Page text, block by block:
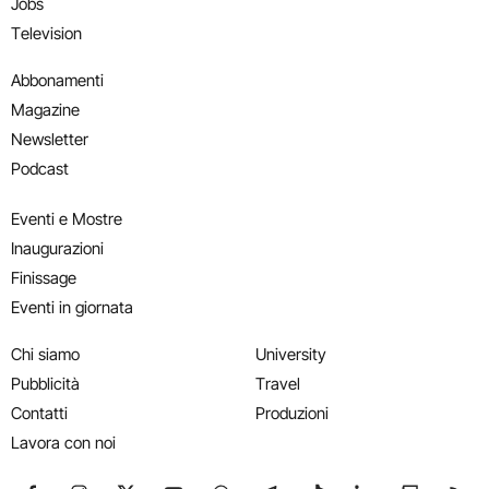
Television
Abbonamenti
Magazine
Newsletter
Podcast
Eventi e Mostre
Inaugurazioni
Finissage
Eventi in giornata
Chi siamo
Pubblicità
Contatti
Lavora con noi
University
Travel
Produzioni